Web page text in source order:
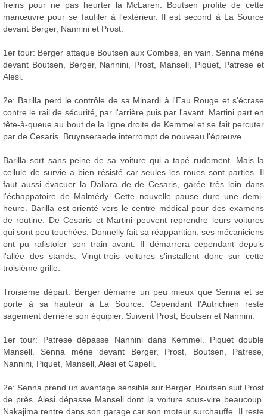
freins pour ne pas heurter la McLaren. Boutsen profite de cette
manœuvre pour se faufiler à l'extérieur. Il est second à La Source
devant Berger, Nannini et Prost.
1er tour: Berger attaque Boutsen aux Combes, en vain. Senna mène
devant Boutsen, Berger, Nannini, Prost, Mansell, Piquet, Patrese et
Alesi.
2e: Barilla perd le contrôle de sa Minardi à l'Eau Rouge et s'écrase
contre le rail de sécurité, par l'arrière puis par l'avant. Martini part en
tête-à-queue au bout de la ligne droite de Kemmel et se fait percuter
par de Cesaris. Bruynseraede interrompt de nouveau l'épreuve.
Barilla sort sans peine de sa voiture qui a tapé rudement. Mais la
cellule de survie a bien résisté car seules les roues sont parties. Il
faut aussi évacuer la Dallara de de Cesaris, garée très loin dans
l'échappatoire de Malmédy. Cette nouvelle pause dure une demi-
heure. Barilla est orienté vers le centre médical pour des examens
de routine. De Cesaris et Martini peuvent reprendre leurs voitures
qui sont peu touchées. Donnelly fait sa réapparition: ses mécaniciens
ont pu rafistoler son train avant. Il démarrera cependant depuis
l'allée des stands. Vingt-trois voitures s'installent donc sur cette
troisième grille.
Troisième départ: Berger démarre un peu mieux que Senna et se
porte à sa hauteur à La Source. Cependant l'Autrichien reste
sagement derrière son équipier. Suivent Prost, Boutsen et Nannini.
1er tour: Patrese dépasse Nannini dans Kemmel. Piquet double
Mansell. Senna mène devant Berger, Prost, Boutsen, Patrese,
Nannini, Piquet, Mansell, Alesi et Capelli.
2e: Senna prend un avantage sensible sur Berger. Boutsen suit Prost
de près. Alesi dépasse Mansell dont la voiture sous-vire beaucoup.
Nakajima rentre dans son garage car son moteur surchauffe. Il reste